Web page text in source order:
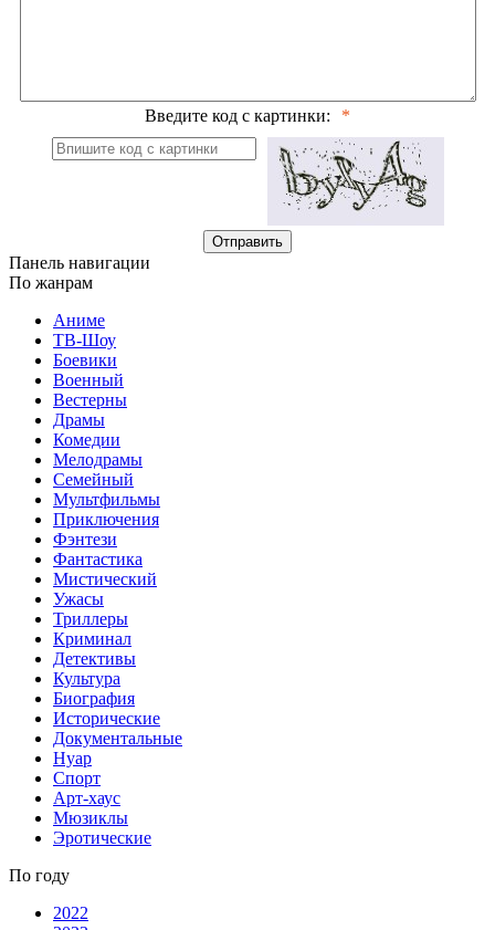
Введите код с картинки:
Отправить
Панель навигации
По жанрам
Аниме
ТВ-Шоу
Боевики
Военный
Вестерны
Драмы
Комедии
Мелодрамы
Семейный
Мультфильмы
Приключения
Фэнтези
Фантастика
Мистический
Ужасы
Триллеры
Криминал
Детективы
Культура
Биография
Исторические
Документальные
Нуар
Спорт
Арт-хаус
Мюзиклы
Эротические
По году
2022